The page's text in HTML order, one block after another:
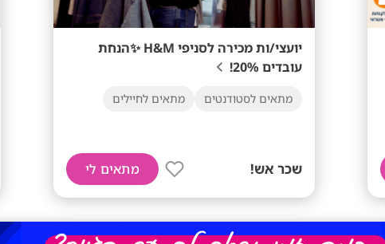
יועצי/ות מכירה לסניפי H&M ✨הנחת
עובדים 20%!
מתאים לסטודנטים מתאים לחיילים
שכר אש! מתאים לי